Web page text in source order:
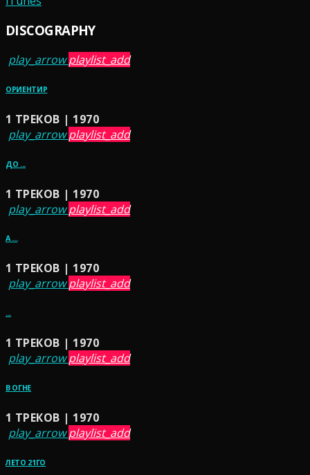
DISCOGRAPHY
play_arrow playlist_add
ОРИЕНТИР
1 ТРЕКОВ | 1970
play_arrow playlist_add
ДО ...
1 ТРЕКОВ | 1970
play_arrow playlist_add
А ...
1 ТРЕКОВ | 1970
play_arrow playlist_add
...
1 ТРЕКОВ | 1970
play_arrow playlist_add
В ОГНЕ
1 ТРЕКОВ | 1970
play_arrow playlist_add
ЛЕТО 21ГО